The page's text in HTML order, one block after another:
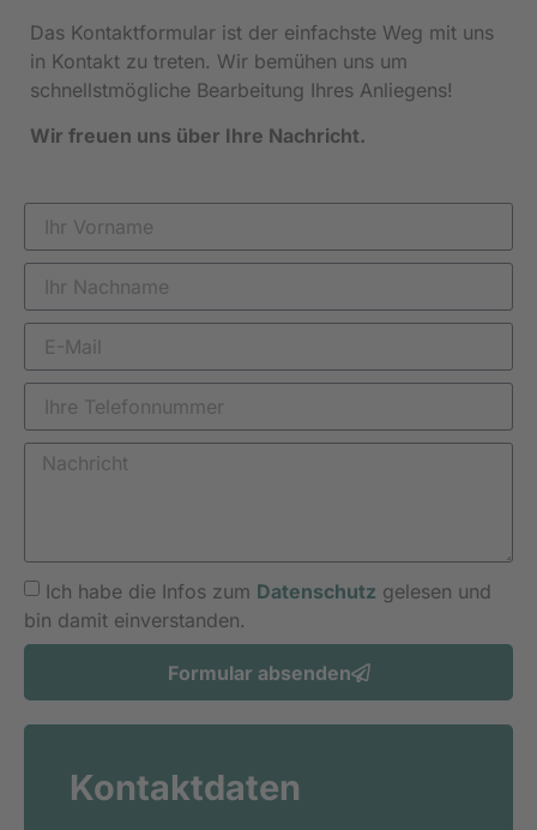
Das Kontaktformular ist der einfachste Weg mit uns
in Kontakt zu treten. Wir bemühen uns um
schnellstmögliche Bearbeitung Ihres Anliegens!
Wir freuen uns über Ihre Nachricht.
Ich habe die Infos zum Datenschutz gelesen und
bin damit einverstanden.
Formular absenden
Kontaktdaten